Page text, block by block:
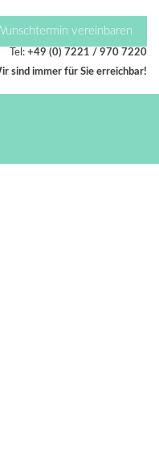
vereinbaren
Tel: +49 (0) 7221 / 970 7220
sind immer für Sie erreichbar!